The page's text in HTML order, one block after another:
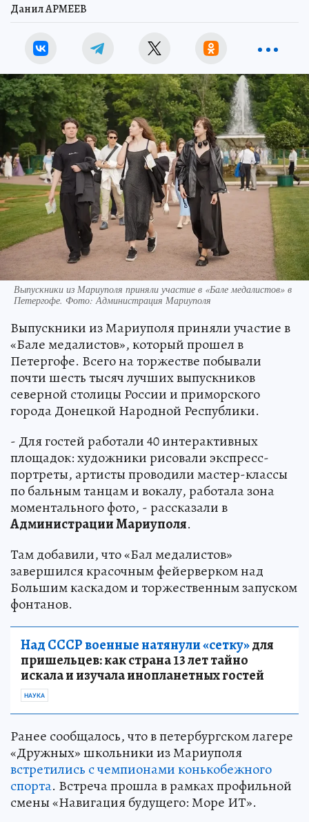
Данил АРМЕЕВ
Выпускники из Мариуполя приняли участие в «Бале медалистов» в
Петергофе. Фото: Администрация Мариуполя
Выпускники из Мариуполя приняли участие в
«Бале медалистов», который прошел в
Петергофе. Всего на торжестве побывали
почти шесть тысяч лучших выпускников
северной столицы России и приморского
города Донецкой Народной Республики.
- Для гостей работали 40 интерактивных
площадок: художники рисовали экспресс-
портреты, артисты проводили мастер-классы
по бальным танцам и вокалу, работала зона
моментального фото, - рассказали в
Администрации Мариуполя.
Там добавили, что «Бал медалистов»
завершился красочным фейерверком над
Большим каскадом и торжественным запуском
фонтанов.
Над СССР военные натянули «сетку»для
пришельцев: как страна 13 лет тайно
искала и изучала инопланетных гостей
НАУКА
Ранее сообщалось, что в петербургском лагере
«Дружных» школьники из Мариуполя
встретились с чемпионами конькобежного
спорта. Встреча прошла в рамках профильной
смены «Навигация будущего: Море ИТ».